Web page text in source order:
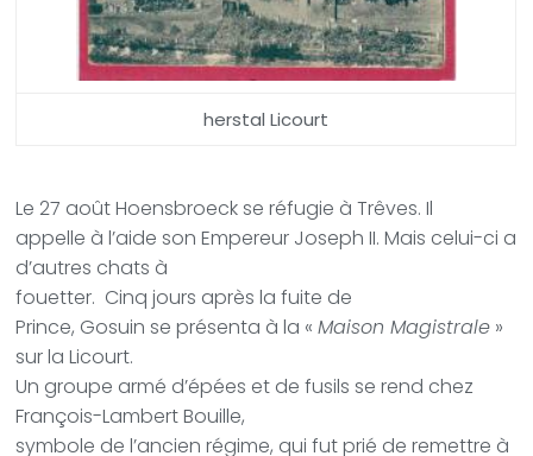
herstal Licourt
Le 27 août Hoensbroeck se réfugie à Trêves. Il
appelle à l’aide son Empereur Joseph II. Mais celui-ci a
d’autres chats à
fouetter. Cinq jours après la fuite de
Prince, Gosuin se présenta à la «Maison Magistrale »
sur la Licourt.
Un groupe armé d’épées et de fusils se rend chez
François-Lambert Bouille,
symbole de l’ancien régime, qui fut prié de remettre à